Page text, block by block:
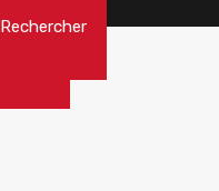
Rechercher